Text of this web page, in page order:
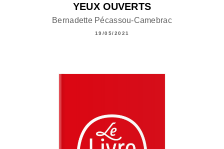
YEUX OUVERTS
Bernadette Pécassou-Camebrac
19/05/2021